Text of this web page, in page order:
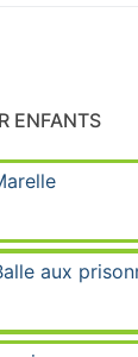
ENFANTS
aux